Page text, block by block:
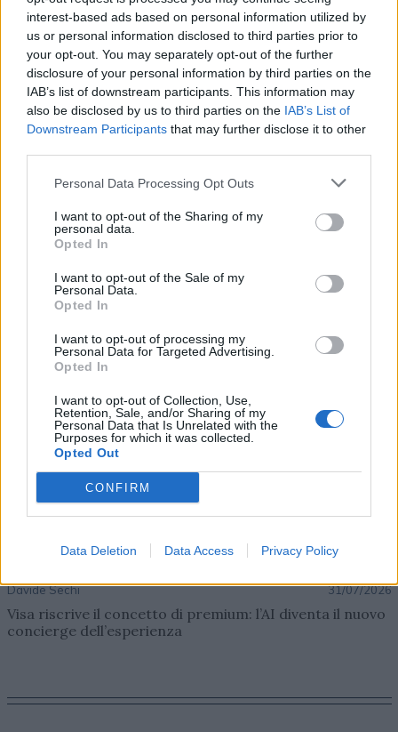
interest-based ads based on personal information utilized by
us or personal information disclosed to third parties prior to
your opt-out. You may separately opt-out of the further
disclosure of your personal information by third parties on the
IAB’s list of downstream participants. This information may
also be disclosed by us to third parties on the IAB’s List of
Downstream Participants that may further disclose it to other
Personal Data Processing Opt Outs
I want to opt-out of the Sharing of my
personal data.
Opted In
I want to opt-out of the Sale of my
Personal Data.
Opted In
I want to opt-out of processing my
Personal Data for Targeted Advertising.
Opted In
I want to opt-out of Collection, Use,
Retention, Sale, and/or Sharing of my
Personal Data that Is Unrelated with the
Purposes for which it was collected.
Opted Out
CONFIRM
Data Deletion Data Access Privacy Policy
AZIENDE E MERCATI
Davide Sechi 31/07/2026
Lenush Saf costruisce un ecosistema tra creatività,
impresa e musica
Davide Sechi 31/07/2026
Visa riscrive il concetto di premium: l’AI diventa il nuovo
concierge dell’esperienza